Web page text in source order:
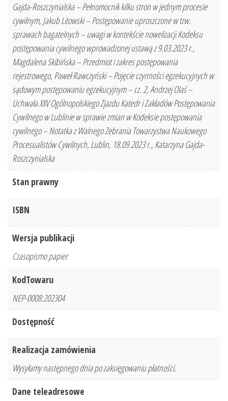
Gajda-Roszczynialska – Pełnomocnik kilku stron w jednym procesie
cywilnym, Jakub Litowski – Postępowanie uproszczone w tzw.
sprawach bagatelnych – uwagi w kontekście nowelizacji Kodeksu
postępowania cywilnego wprowadzonej ustawą z 9.03.2023 r.,
Magdalena Skibińska – Przedmiot i zakres postępowania
rejestrowego, Paweł Rawczyński – Pojęcie czynności egzekucyjnych w
sądowym postępowaniu egzekucyjnym – cz. 2, Andrzej Olaś –
Uchwała XXV Ogólnopolskiego Zjazdu Katedr i Zakładów Postępowania
Cywilnego w Lublinie w sprawie zmian w Kodeksie postępowania
cywilnego – Notatka z Walnego Zebrania Towarzystwa Naukowego
Procesualistów Cywilnych, Lublin, 18.09.2023 r., Katarzyna Gajda-
Roszczynialska
Stan prawny
ISBN
Wersja publikacji
Czasopismo papier
KodTowaru
NEP-0008:202304
Dostępność
Realizacja zamówienia
Wysyłamy następnego dnia po zaksięgowaniu płatności.
Dane teleadresowe